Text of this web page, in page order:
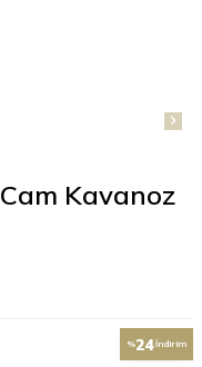
Kavanoz
%24 İndirim